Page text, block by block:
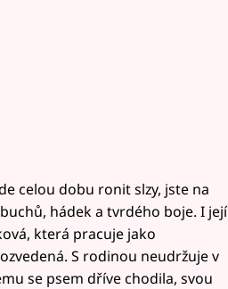
celou dobu ronit slzy, jste na
hádek a tvrdého boje. I její
která pracuje jako
S rodinou neudržuje v
se psem dříve chodila, svou